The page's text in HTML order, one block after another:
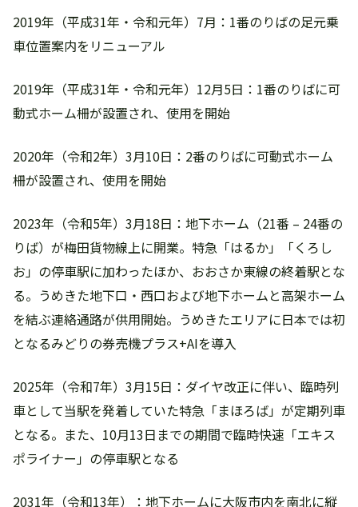
2019年（平成31年・令和元年）7月：1番のりばの足元乗
車位置案内をリニューアル
2019年（平成31年・令和元年）12月5日：1番のりばに可
動式ホーム柵が設置され、使用を開始
2020年（令和2年）3月10日：2番のりばに可動式ホーム
柵が設置され、使用を開始
2023年（令和5年）3月18日：地下ホーム（21番 – 24番の
りば）が梅田貨物線上に開業。特急「はるか」「くろし
お」の停車駅に加わったほか、おおさか東線の終着駅とな
る。うめきた地下口・西口および地下ホームと高架ホーム
を結ぶ連絡通路が供用開始。うめきたエリアに日本では初
となるみどりの券売機プラス+AIを導入
2025年（令和7年）3月15日：ダイヤ改正に伴い、臨時列
車として当駅を発着していた特急「まほろば」が定期列車
となる。また、10月13日までの期間で臨時快速「エキス
ポライナー」の停車駅となる
2031年（令和13年）：地下ホームに大阪市内を南北に縦